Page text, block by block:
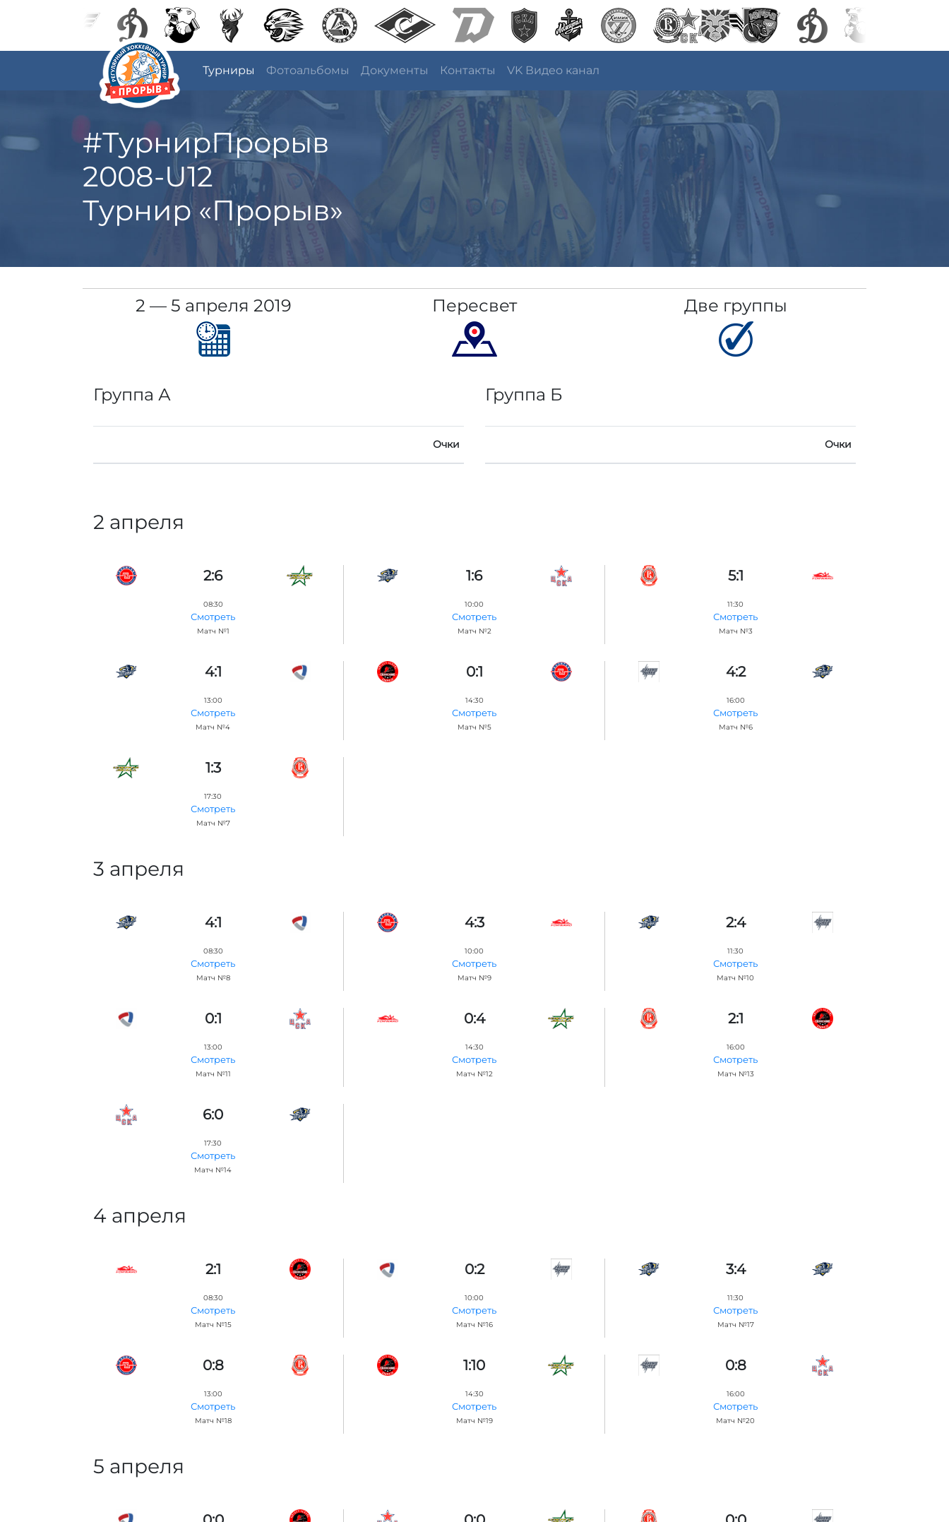
Турниры Фотоальбомы Документы Контакты VK Видео канал
#ТурнирПрорыв
2008-U12
Турнир «Прорыв»
2 — 5 апреля 2019 Пересвет Две группы
Группа А
Очки
Группа Б
Очки
2 апреля
2:6
08:30
Смотреть
Матч №1
1:6
10:00
Смотреть
Матч №2
5:1
11:30
Смотреть
Матч №3
4:1
13:00
Смотреть
Матч №4
0:1
14:30
Смотреть
Матч №5
4:2
16:00
Смотреть
Матч №6
1:3
17:30
Смотреть
Матч №7
3 апреля
4:1
08:30
Смотреть
Матч №8
4:3
10:00
Смотреть
Матч №9
2:4
11:30
Смотреть
Матч №10
0:1
13:00
Смотреть
Матч №11
0:4
14:30
Смотреть
Матч №12
2:1
16:00
Смотреть
Матч №13
6:0
17:30
Смотреть
Матч №14
4 апреля
2:1
08:30
Смотреть
Матч №15
0:2
10:00
Смотреть
Матч №16
3:4
11:30
Смотреть
Матч №17
0:8
13:00
Смотреть
Матч №18
1:10
14:30
Смотреть
Матч №19
0:8
16:00
Смотреть
Матч №20
5 апреля